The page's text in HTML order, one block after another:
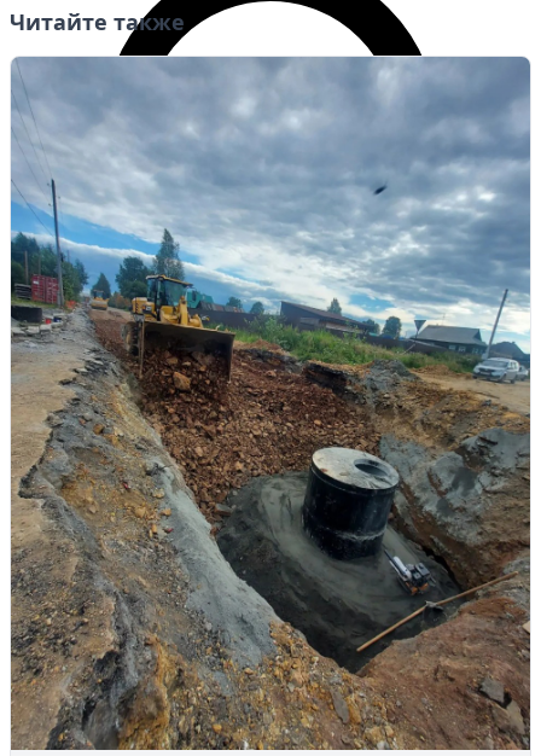
Личный кабинет
Управляйте объявлениями, отслеживайте
публикации и получайте сообщения
Войти или зарегистрироваться
Читайте также